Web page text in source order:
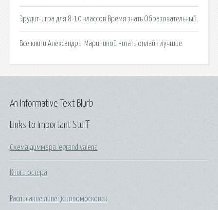
Эрудит-игра для 8-10 классов Время знать Образовательный.
Все книги Александры Марининой Читать онлайн лучшие.
Links to Important Stuff
Схема диммера legrand valena
Книги остера
Расписание липецк новомосковск
An Informative Text Blurb